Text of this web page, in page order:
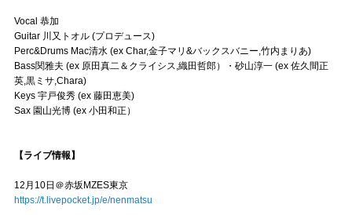
Vocal 恭加
Guitar 川又トオル (プロデュース)
Perc&Drums Mac清水 (ex Char,金子マリ&バックスバニー,竹内まりあ)
Bass関雅夫 (ex 原田真二＆クライシス,織田哲郎）・砂山淳一 (ex 佐久間正
英,黒ミサ,Chara)
Keys 宇戸俊秀 (ex 藤田恵美)
Sax 園山光博 (ex 小田和正）
【ライブ情報】
12月10日＠赤坂MZES東京
https://t.livepocket.jp/e/nenmatsu